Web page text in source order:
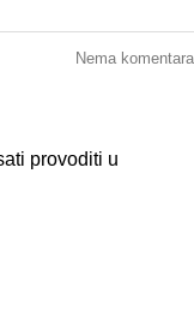
Nema komentara
provoditi u